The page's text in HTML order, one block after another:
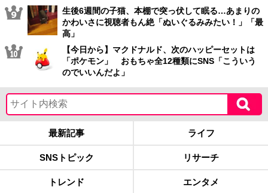
生後6週間の子猫、本棚で突っ伏して眠る…あまりの
かわいさに視聴者もん絶「ぬいぐるみみたい！」「最
高」
【今日から】マクドナルド、次のハッピーセットは
「ポケモン」 おもちゃ全12種類にSNS「こういう
のでいいんだよ」
最新記事 ライフ
SNSトピック リサーチ
トレンド エンタメ